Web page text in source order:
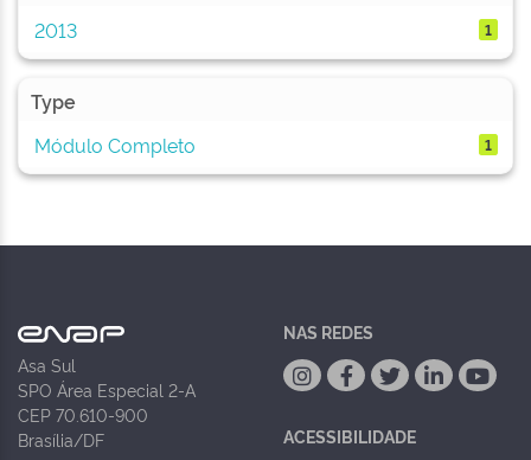
2013
1
Type
Módulo Completo
1
Asa Sul
SPO Área Especial 2-A
CEP 70.610-900
Brasília/DF
NAS REDES
ACESSIBILIDADE